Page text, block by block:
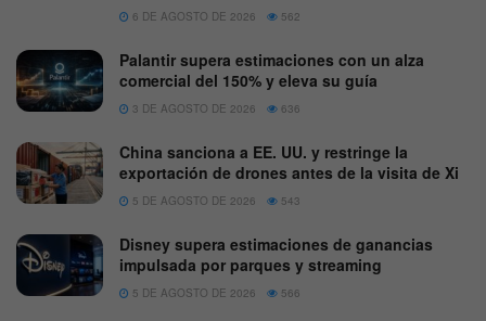
6 DE AGOSTO DE 2026 562
Palantir supera estimaciones con un alza
comercial del 150% y eleva su guía
3 DE AGOSTO DE 2026 636
China sanciona a EE. UU. y restringe la
exportación de drones antes de la visita de Xi
5 DE AGOSTO DE 2026 543
Disney supera estimaciones de ganancias
impulsada por parques y streaming
5 DE AGOSTO DE 2026 566